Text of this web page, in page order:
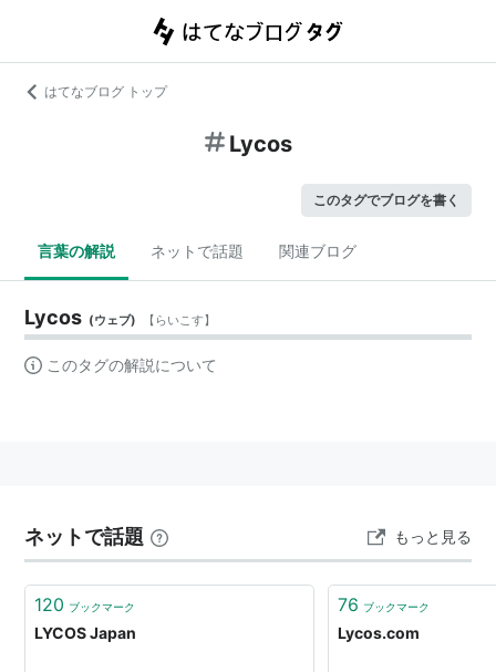
はてなブログ トップ
Lycos
このタグでブログを書く
言葉の解説 ネットで話題 関連ブログ
Lycos (ウェブ) 【 らいこす】
このタグの解説について
ネットで話題 もっと見る
120 ブックマーク
LYCOS Japan
76 ブックマーク
Lycos.com